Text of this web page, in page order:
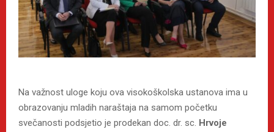
Na važnost uloge koju ova visokoškolska ustanova ima u
obrazovanju mladih naraštaja na samom početku
svečanosti podsjetio je prodekan doc. dr. sc. Hrvoje